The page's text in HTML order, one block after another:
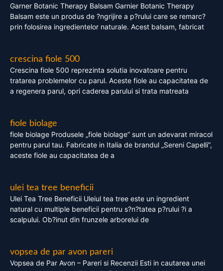
Garner Botanic Therapy Balsam Garnier Botanic Therapy
Balsam este un produs de ?ngrijire a p?rului care se remarc?
prin folosirea ingredientelor naturale. Acest balsam, fabricat
crescina fiole 500
Crescina fiole 500 reprezinta solutia inovatoare pentru
tratarea problemelor cu parul. Aceste fiole au capacitatea de
a regenera parul, opri caderea parului si trata matreata
fiole biolage
fiole biolage Produsele „fiole biolage” sunt un adevarat miracol
pentru parul tau. Fabricate in Italia de brandul „Sereni Capelli”,
aceste fiole au capacitatea de a
ulei tea tree beneficii
Ulei Tea Tree Beneficii Uleiul tea tree este un ingredient
natural cu multiple beneficii pentru s?n?tatea p?rului ?i a
scalpului. Ob?inut din frunzele arborelui de
vopsea de par avon pareri
Vopsea de Par Avon – Pareri si Recenzii Esti in cautarea unei